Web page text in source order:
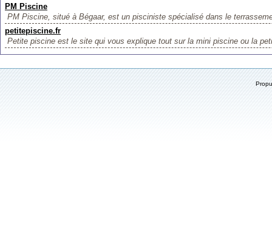
PM Piscine
PM Piscine, situé à Bégaar, est un pisciniste spécialisé dans le
petitepiscine.fr
Petite piscine est le site qui vous explique tout sur la mini piscine ou la